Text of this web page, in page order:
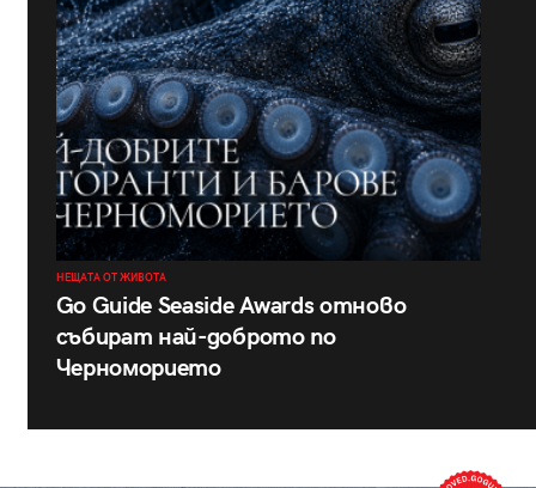
НЕЩАТА ОТ ЖИВОТА
Go Guide Seaside Awards отново
събират най-доброто по
Черноморието